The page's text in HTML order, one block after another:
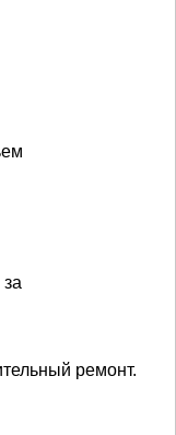
ремонт.